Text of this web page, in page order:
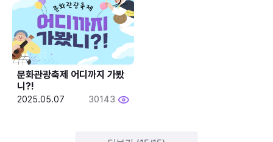
문화관광축제 어디까지 가봤
니?!
2025.05.07 30143